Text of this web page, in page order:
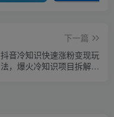
下一篇
抖音冷知识快速涨粉变现玩
法，爆火冷知识项目拆解，